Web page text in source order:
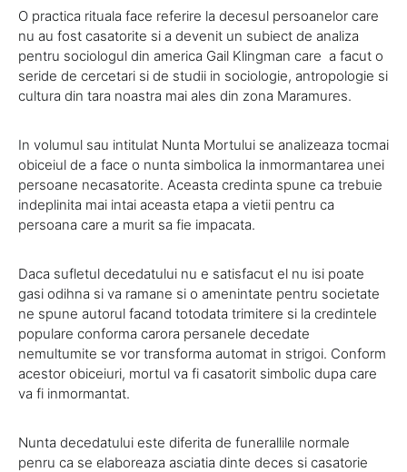
O practica rituala face referire la decesul persoanelor care
nu au fost casatorite si a devenit un subiect de analiza
pentru sociologul din america Gail Klingman care a facut o
seride de cercetari si de studii in sociologie, antropologie si
cultura din tara noastra mai ales din zona Maramures.
In volumul sau intitulat Nunta Mortului se analizeaza tocmai
obiceiul de a face o nunta simbolica la inmormantarea unei
persoane necasatorite. Aceasta credinta spune ca trebuie
indeplinita mai intai aceasta etapa a vietii pentru ca
persoana care a murit sa fie impacata.
Daca sufletul decedatului nu e satisfacut el nu isi poate
gasi odihna si va ramane si o amenintate pentru societate
ne spune autorul facand totodata trimitere si la credintele
populare conforma carora persanele decedate
nemultumite se vor transforma automat in strigoi. Conform
acestor obiceiuri, mortul va fi casatorit simbolic dupa care
va fi inmormantat.
Nunta decedatului este diferita de funerallile normale
penru ca se elaboreaza asciatia dinte deces si casatorie